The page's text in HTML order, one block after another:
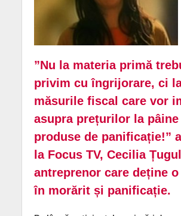
”Nu la materia primă
privim cu îngrijorare, ci
măsurile fiscal care vor
asupra prețurilor la
produse de panificație!”
la Focus TV, Cecilia
antreprenor care deține o
în morărit și panificație.